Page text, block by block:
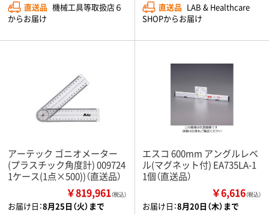
直送品 機械工具等取扱店６
からお届け
直送品 LAB & Healthcare
SHOPからお届け
アーテック ゴニオメーター
(プラスチック角度計) 009724
1ケース(1点×500))（直送品）
￥819,961（税込）
お届け日：8月25日（火）まで
エスコ 600mm アングルレベ
ル(マグネット付) EA735LA-1
1個（直送品）
￥6,616（税込）
お届け日：8月20日（木）まで